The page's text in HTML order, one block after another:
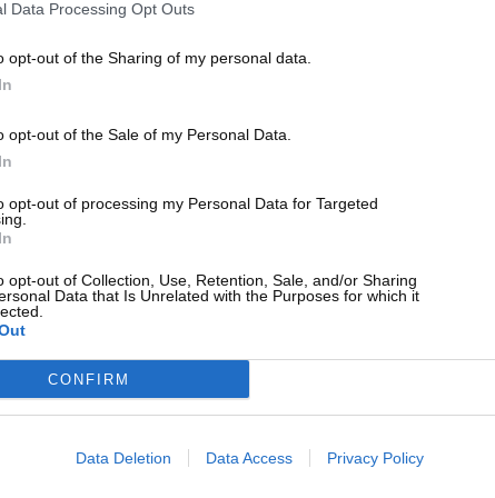
Data Processing Opt Outs
opt-out of the Sharing of my personal data.
opt-out of the Sale of my Personal Data.
opt-out of processing my Personal Data for Targeted
opt-out of Collection, Use, Retention, Sale, and/or Sharing
Data that Is Unrelated with the Purposes for which it
CONFIRM
Data Deletion Data Access Privacy Policy
:
soir, alors que Orlando affrontait les Knicks
ces derniers furent rassurants. L'Allemand est
et manquera quelques semaines de
100% en janvier.
de lui afin d'avoir des ambitions. Wagner
passes de moyenne, dans une équipe qui a
poussif. Sur des bases de All Star, il est
avec un volume de création important et une
devront élever leur niveau de jeu, dont
blessure.